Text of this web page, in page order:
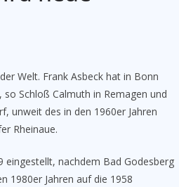
Welt. Frank Asbeck hat in Bonn
Schloß Calmuth in Remagen und
unweit des in den 1960er Jahren
Rheinaue.
eingestellt, nachdem Bad Godesberg
1980er Jahren auf die 1958